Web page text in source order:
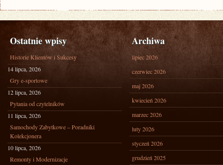
Ostatnie wpisy
Historie Klientów i Sukcesy
14 lipca, 2026
Gry e-sportowe
12 lipca, 2026
Pytania od czytelników
11 lipca, 2026
Samochody Zabytkowe – Poradniki
Kolekcjonera
10 lipca, 2026
Remonty i Modernizacje
Archiwa
lipiec 2026
czerwiec 2026
maj 2026
kwiecień 2026
marzec 2026
luty 2026
styczeń 2026
grudzień 2025